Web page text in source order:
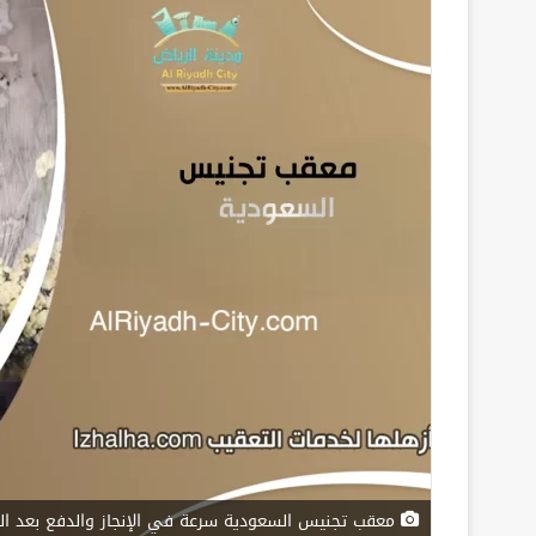
معقب تجنيس السعودية سرعة في الإنجاز والدفع بعد